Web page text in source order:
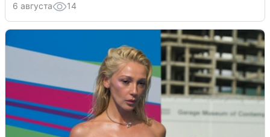
6 августа 14